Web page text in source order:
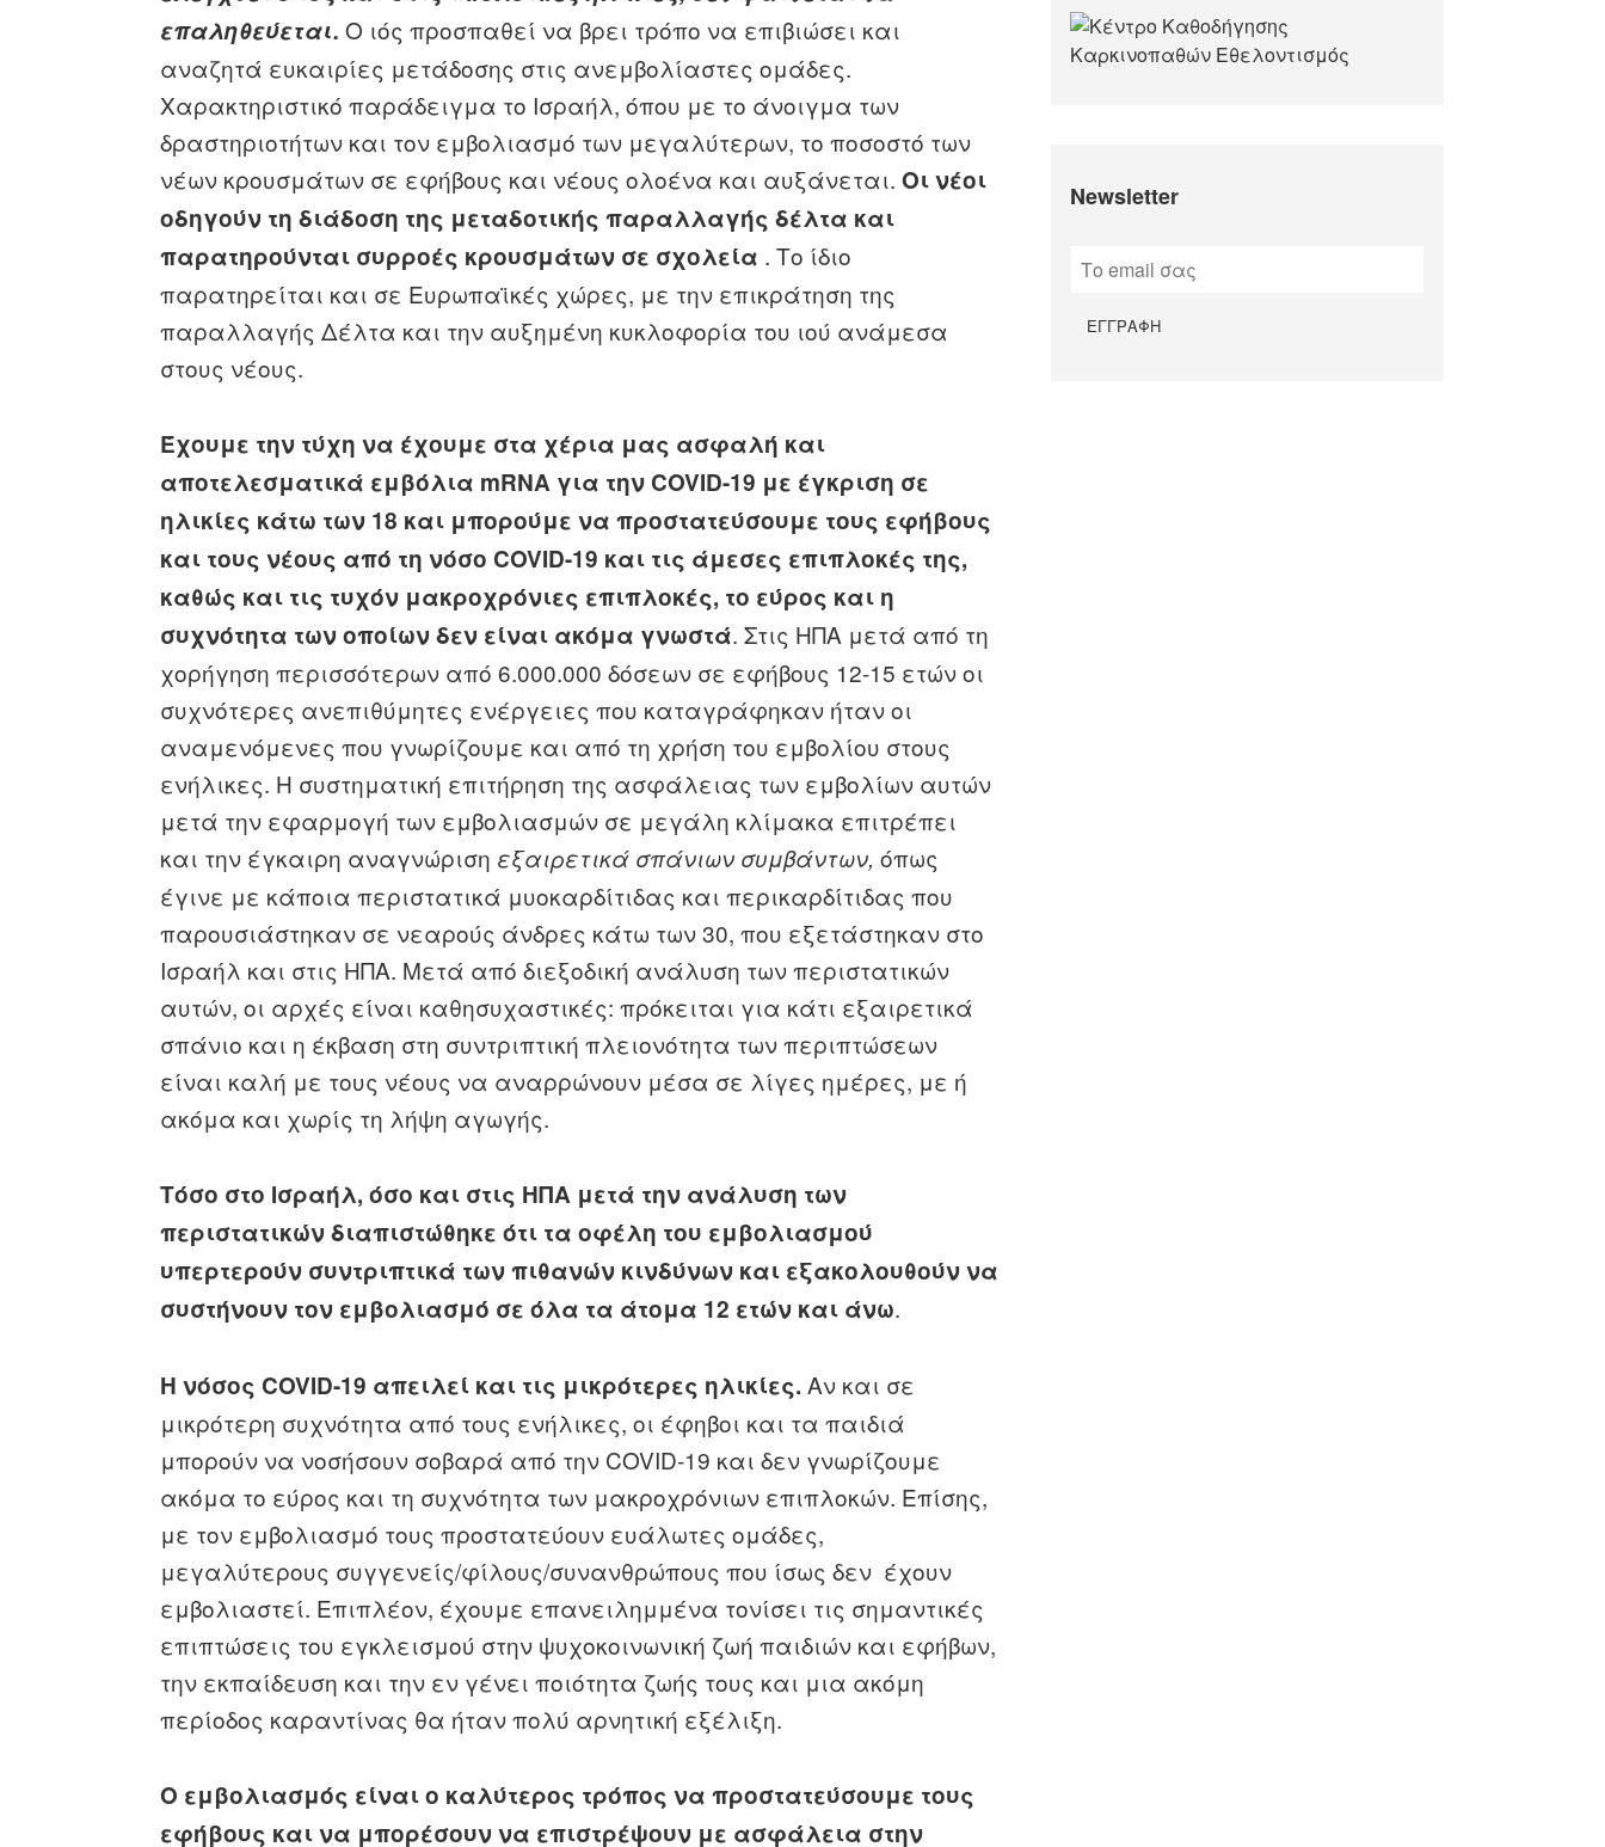
επαληθεύεται. Ο ιός προσπαθεί να βρει τρόπο να επιβιώσει και
αναζητά ευκαιρίες μετάδοσης στις ανεμβολίαστες ομάδες.
Χαρακτηριστικό παράδειγμα το Ισραήλ, όπου με το άνοιγμα των
δραστηριοτήτων και τον εμβολιασμό των μεγαλύτερων, το ποσοστό των
νέων κρουσμάτων σε εφήβους και νέους ολοένα και αυξάνεται.Οι νέοι
οδηγούν τη διάδοση της μεταδοτικής παραλλαγής δέλτα και
παρατηρούνται συρροές κρουσμάτων σε σχολεία . Το ίδιο
παρατηρείται και σε Ευρωπαϊκές χώρες, με την επικράτηση της
παραλλαγής Δέλτα και την αυξημένη κυκλοφορία του ιού ανάμεσα
στους νέους.
Έχουμε την τύχη να έχουμε στα χέρια μας ασφαλή και
αποτελεσματικά εμβόλια mRNA για την COVID-19 με έγκριση σε
ηλικίες κάτω των 18 και μπορούμε να προστατεύσουμε τους εφήβους
και τους νέους από τη νόσο COVID-19 και τις άμεσες επιπλοκές της,
καθώς και τις τυχόν μακροχρόνιες επιπλοκές, το εύρος και η
συχνότητα των οποίων δεν είναι ακόμα γνωστά. Στις ΗΠΑ μετά από τη
χορήγηση περισσότερων από 6.000.000 δόσεων σε εφήβους 12-15 ετών οι
συχνότερες ανεπιθύμητες ενέργειες που καταγράφηκαν ήταν οι
αναμενόμενες που γνωρίζουμε και από τη χρήση του εμβολίου στους
ενήλικες. Η συστηματική επιτήρηση της ασφάλειας των εμβολίων αυτών
μετά την εφαρμογή των εμβολιασμών σε μεγάλη κλίμακα επιτρέπει
και την έγκαιρη αναγνώριση εξαιρετικά σπάνιων συμβάντων,όπως
έγινε με κάποια περιστατικά μυοκαρδίτιδας και περικαρδίτιδας που
παρουσιάστηκαν σε νεαρούς άνδρες κάτω των 30, που εξετάστηκαν στο
Ισραήλ και στις ΗΠΑ. Μετά από διεξοδική ανάλυση των περιστατικών
αυτών, οι αρχές είναι καθησυχαστικές: πρόκειται για κάτι εξαιρετικά
σπάνιο και η έκβαση στη συντριπτική πλειονότητα των περιπτώσεων
είναι καλή με τους νέους να αναρρώνουν μέσα σε λίγες ημέρες, με ή
ακόμα και χωρίς τη λήψη αγωγής.
Τόσο στο Ισραήλ, όσο και στις ΗΠΑ μετά την ανάλυση των
περιστατικών διαπιστώθηκε ότι τα οφέλη του εμβολιασμού
υπερτερούν συντριπτικά των πιθανών κινδύνων και εξακολουθούν να
συστήνουν τον εμβολιασμό σε όλα τα άτομα 12 ετών και άνω.
Η νόσος COVID-19 απειλεί και τις μικρότερες ηλικίες. Αν και σε
μικρότερη συχνότητα από τους ενήλικες, οι έφηβοι και τα παιδιά
μπορούν να νοσήσουν σοβαρά από την COVID-19 και δεν γνωρίζουμε
ακόμα το εύρος και τη συχνότητα των μακροχρόνιων επιπλοκών. Επίσης,
με τον εμβολιασμό τους προστατεύουν ευάλωτες ομάδες,
μεγαλύτερους συγγενείς/φίλους/συνανθρώπους που ίσως δεν έχουν
εμβολιαστεί. Επιπλέον, έχουμε επανειλημμένα τονίσει τις σημαντικές
επιπτώσεις του εγκλεισμού στην ψυχοκοινωνική ζωή παιδιών και εφήβων,
την εκπαίδευση και την εν γένει ποιότητα ζωής τους και μια ακόμη
περίοδος καραντίνας θα ήταν πολύ αρνητική εξέλιξη.
Ο εμβολιασμός είναι ο καλύτερος τρόπος να προστατεύσουμε τους
εφήβους και να μπορέσουν να επιστρέψουν με ασφάλεια στην
Newsletter